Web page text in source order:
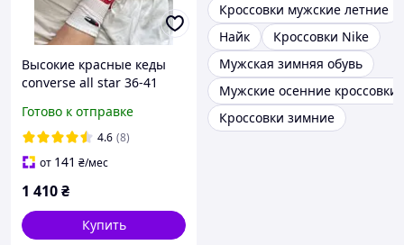
Высокие красные кеды
converse all star 36-41
Готово к отправке
4.6 (8)
от 141 ₴/мес
1 410₴
Купить
Кроссовки мужские летние
Найк
Кроссовки Nike
Мужская зимняя обувь
Мужские осенние кроссовки
Кроссовки зимние